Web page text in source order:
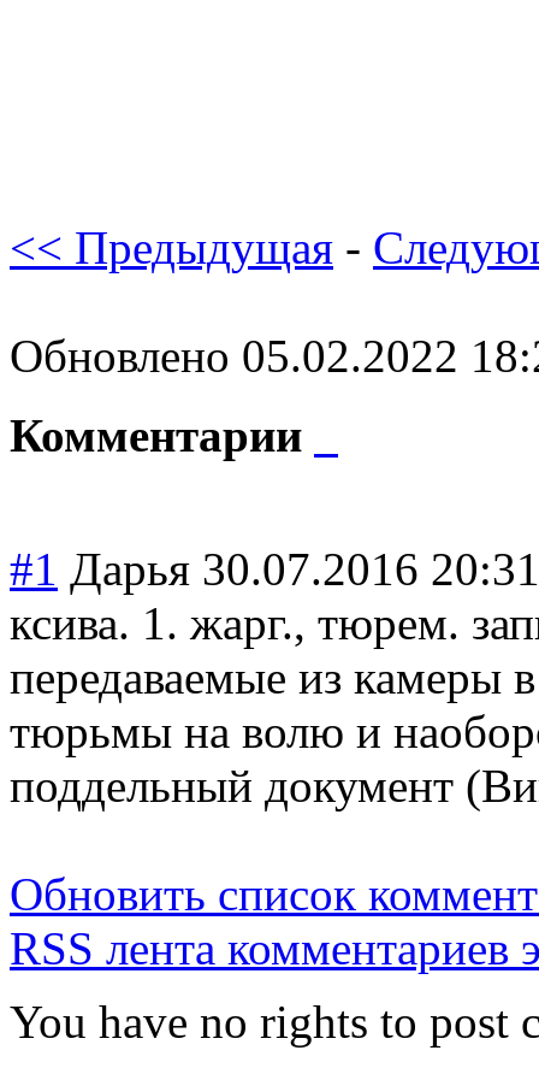
<< Предыдущая -
Обновлено 05.02.2022
Комментарии
#1 Дарья 30.07.2016 20:31
ксива. 1. жарг., тюрем.
передаваемые из камеры
тюрьмы на волю и
поддельный документ
Обновить список
RSS лента комментариев
You have no rights to post